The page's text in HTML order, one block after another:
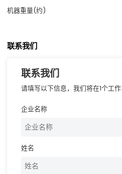
机器重量(约)
联系我们
联系我们
请填写以下信息，我们将在1个工
企业名称
姓名